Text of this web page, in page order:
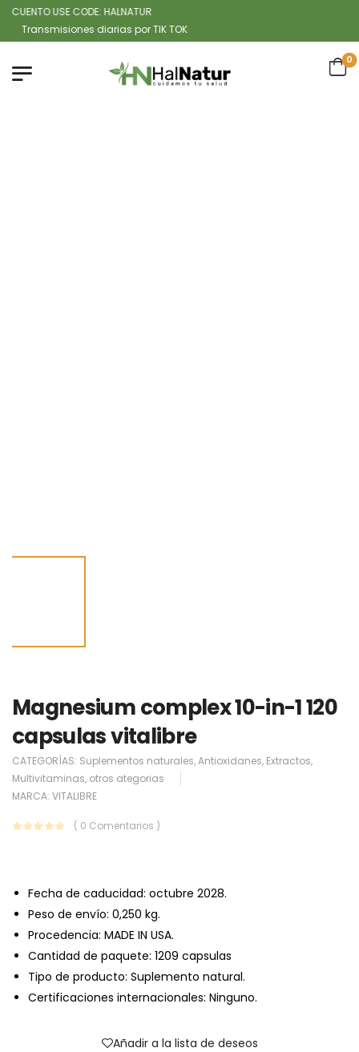
USE CODE: HALNATUR
diarias por TIK TOK
0
Magnesium complex 10-in-1 120
capsulas vitalibre
CATEGORÍAS: Suplementos naturales,Antioxidanes, Extractos,
Multivitaminas, otros ategorias
MARCA: VITALIBRE
( 0 Comentarios )
Fecha de caducidad: octubre 2028.
Peso de envío: 0,250 kg.
Procedencia: MADE IN USA.
Cantidad de paquete: 1209 capsulas
Tipo de producto: Suplemento natural.
Certificaciones internacionales: Ninguno.
Añadir a la lista de deseos